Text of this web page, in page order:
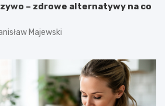
– zdrowe alternatywy na co
Majewski